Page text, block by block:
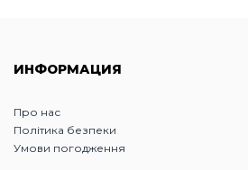
ИНФОРМАЦИЯ
Про нас
Політика безпеки
Умови погодження